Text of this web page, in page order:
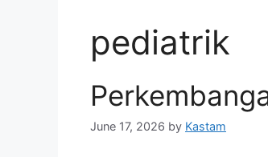
pediatrik
June 17, 2026 by Kastam